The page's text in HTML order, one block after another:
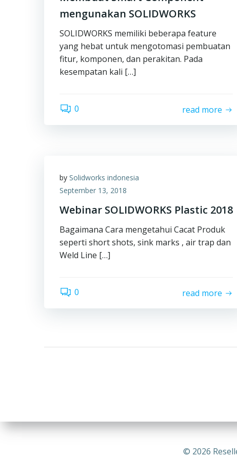
mengunakan SOLIDWORKS
SOLIDWORKS memiliki beberapa feature
yang hebat untuk mengotomasi pembuatan
fitur, komponen, dan perakitan. Pada
kesempatan kali […]
0 read more
by Solidworks indonesia
September 13, 2018
Webinar SOLIDWORKS Plastic 2018
Bagaimana Cara mengetahui Cacat Produk
seperti short shots, sink marks , air trap dan
Weld Line […]
0 read more
© 2026